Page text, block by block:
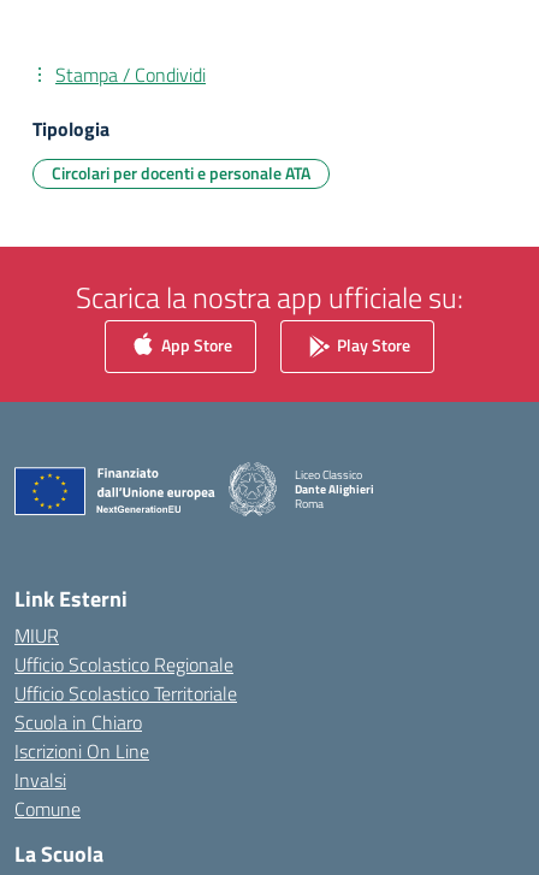
Stampa / Condividi
Tipologia
Circolari per docenti e personale ATA
Scarica la nostra app ufficiale su:
App Store Play Store
Liceo Classico
Dante Alighieri
Roma
Link Esterni
MIUR
Ufficio Scolastico Regionale
Ufficio Scolastico Territoriale
Scuola in Chiaro
Iscrizioni On Line
Invalsi
Comune
La Scuola